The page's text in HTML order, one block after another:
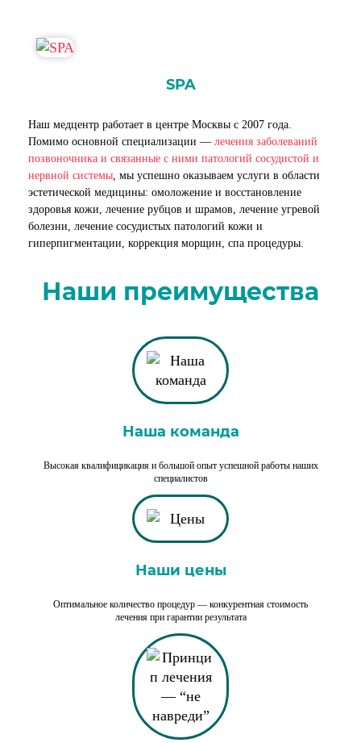
SPA
Наш медцентр работает в центре Москвы с 2007 года.
Помимо основной специализации — лечения заболеваний
позвоночника и связанные с ними патологий сосудистой и
нервной системы, мы успешно оказываем услуги в области
эстетической медицины: омоложение и восстановление
здоровья кожи, лечение рубцов и шрамов, лечение угревой
болезни, лечение сосудистых патологий кожи и
гиперпигментации, коррекция морщин, спа процедуры.
Наши преимущества
Наша команда
Высокая квалифицикация и большой опыт успешной работы наших
специалистов
Наши цены
Оптимальное количество процедур — конкурентная стоимость
лечения при гарантии результата